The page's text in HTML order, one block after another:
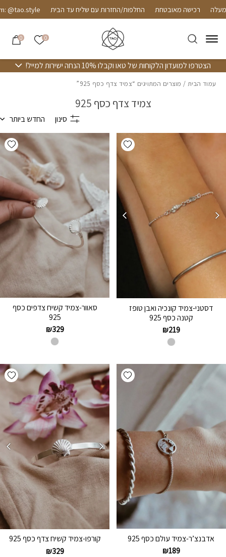
Skip to Contentרכישה מאובטחת החלפות/החזרות עם שליח עד הבית
0 הרשימה
0
הצטרפו למועדון הלקוחות של טאו וקבלו 10% הנחה ישירות למייל!
עמוד הבית / מוצרים המתויגים “צמיד צדף כסף 925”
צמיד צדף כסף 925
סינון החדש ביותר
Add wishlist
דסטני-צמיד קונכיה ואבן טופז
קטנה כסף 925
₪219
סאוור-צמיד קשיח צדפים כסף
925
₪329
Add wishlist
אדבנצ’ר-צמיד עולם כסף 925
₪189
קורפו-צמיד קשיח צדף כסף 925
₪329
בחזרה למעלה